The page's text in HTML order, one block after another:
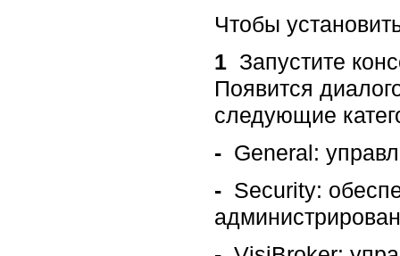
Чтобы
1 Запустите
Появится
следующие
- General:
- Security: